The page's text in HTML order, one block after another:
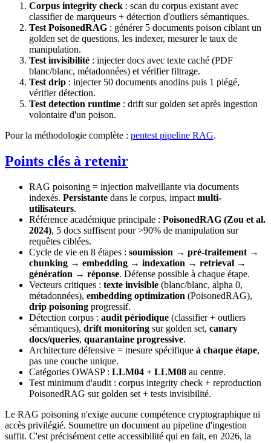
Corpus integrity check : scan du corpus existant avec
classifier de marqueurs + détection d'outliers sémantiques.
Test PoisonedRAG : générer 5 documents poison ciblant un
golden set de questions, les indexer, mesurer le taux de
manipulation.
Test invisibilité : injecter docs avec texte caché (PDF
blanc/blanc, métadonnées) et vérifier filtrage.
Test drip : injecter 50 documents anodins puis 1 piégé,
vérifier détection.
Test detection runtime : drift sur golden set après ingestion
volontaire d'un poison.
Pour la méthodologie complète : pentest pipeline RAG.
Points clés à retenir
RAG poisoning = injection malveillante via documents
indexés. Persistante dans le corpus, impact multi-
utilisateurs.
Référence académique principale : PoisonedRAG (Zou et al.
2024), 5 docs suffisent pour >90% de manipulation sur
requêtes ciblées.
Cycle de vie en 8 étapes : soumission → pré-traitement →
chunking → embedding → indexation → retrieval →
génération → réponse. Défense possible à chaque étape.
Vecteurs critiques : texte invisible (blanc/blanc, alpha 0,
métadonnées), embedding optimization (PoisonedRAG),
drip poisoning progressif.
Détection corpus : audit périodique (classifier + outliers
sémantiques), drift monitoring sur golden set, canary
docs/queries, quarantaine progressive.
Architecture défensive = mesure spécifique à chaque étape,
pas une couche unique.
Catégories OWASP : LLM04 + LLM08 au centre.
Test minimum d'audit : corpus integrity check + reproduction
PoisonedRAG sur golden set + tests invisibilité.
Le RAG poisoning n'exige aucune compétence cryptographique ni
accès privilégié. Soumettre un document au pipeline d'ingestion
suffit. C'est précisément cette accessibilité qui en fait, en 2026, la